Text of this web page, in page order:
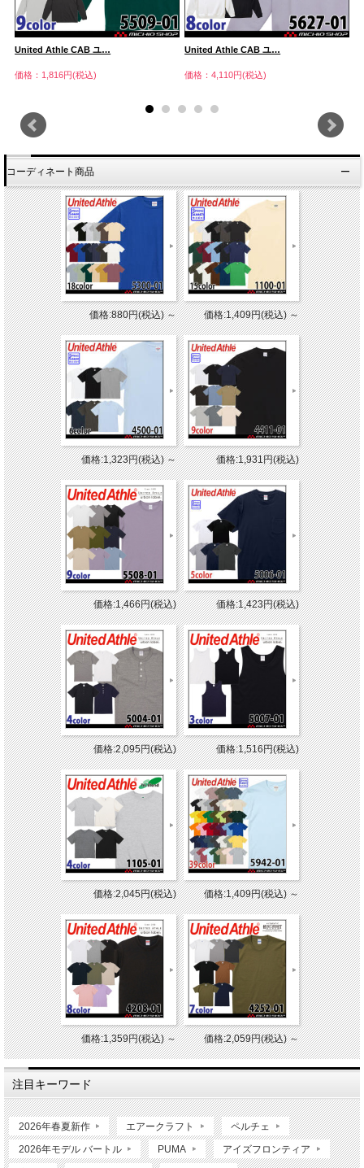
United Athle CAB ユ…
価格：1,816円(税込)
United Athle CAB ユ…
価格：4,110円(税込)
コーディネート商品
価格:880円(税込)～ 価格:1,409円(税込)～
価格:1,323円(税込)～ 価格:1,931円(税込)
価格:1,466円(税込) 価格:1,423円(税込)
価格:2,095円(税込) 価格:1,516円(税込)
価格:2,045円(税込) 価格:1,409円(税込)～
価格:1,359円(税込)～ 価格:2,059円(税込)～
注目キーワード
2026年春夏新作 エアークラフト ペルチェ
2026年モデル バートル PUMA アイズフロンティア